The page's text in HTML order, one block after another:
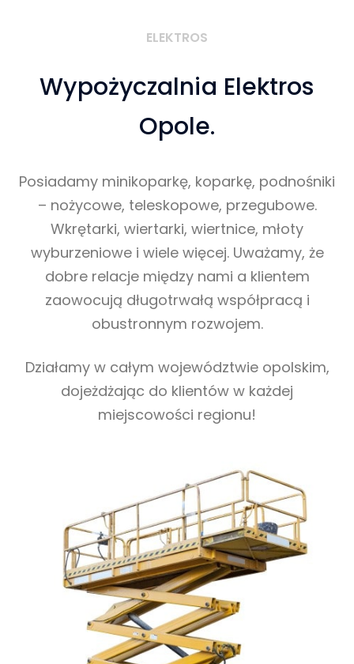
ELEKTROS
Wypożyczalnia Elektros
Opole.
Posiadamy minikoparkę, koparkę, podnośniki
– nożycowe, teleskopowe, przegubowe.
Wkrętarki, wiertarki, wiertnice, młoty
wyburzeniowe i wiele więcej. Uważamy, że
dobre relacje między nami a klientem
zaowocują długotrwałą współpracą i
obustronnym rozwojem.
Działamy w całym województwie opolskim,
dojeżdżając do klientów w każdej
miejscowości regionu!